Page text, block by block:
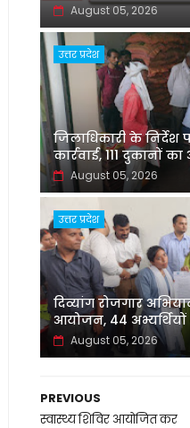
August 05, 2026
उत्तर प्रदेश
जिलाधिकारी के निर्देश
कार्रवाई, 111 दुकानों
August 05, 2026
उत्तर प्रदेश
दिव्यांग रोजगार
आयोजन, 44 अभ्यर्थियों
August 05, 2026
PREVIOUS
स्वास्थ्य शिविर आयोजित कर